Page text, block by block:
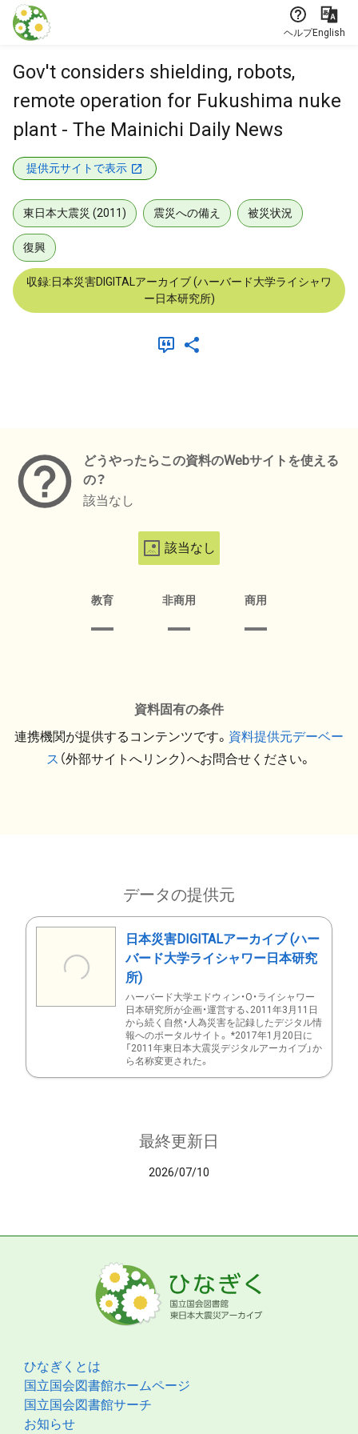
本文に飛ぶ
ヘルプEnglish
Gov't considers shielding, robots,
remote operation for Fukushima nuke
plant - The Mainichi Daily News
提供元サイトで表示
東日本大震災 (2011) 震災への備え 被災状況
復興
収録:日本災害DIGITALアーカイブ (ハーバード大学ライシャワ
ー日本研究所)
どうやったらこの資料のWebサイトを使える
の？
該当なし
該当なし
教育 非商用 商用
資料固有の条件
連携機関が提供するコンテンツです。 資料提供元デーベー
ス （外部サイトへリンク）へお問合せください。
データの提供元
日本災害DIGITALアーカイブ (ハー
バード大学ライシャワー日本研究
所)
ハーバード大学エドウィン・O・ライシャワー
日本研究所が企画・運営する、2011年3月11日
から続く自然・人為災害を記録したデジタル情
報へのポータルサイト。 *2017年1月20日に
「2011年東日本大震災デジタルアーカイブ」か
ら名称変更された。
最終更新日
2026/07/10
ひなぎくとは
国立国会図書館ホームページ
国立国会図書館サーチ
お知らせ